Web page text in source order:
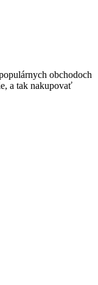
obchodoch
a tak nakupovať